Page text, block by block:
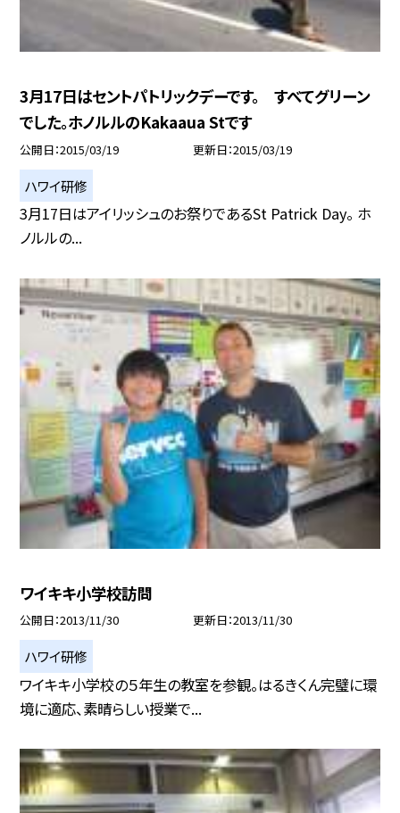
3月17日はセントパトリックデーです。 すべてグリーン
でした。ホノルルのKakaaua Stです
公開日 2015/03/19 更新日 2015/03/19
ハワイ研修
3月17日はアイリッシュのお祭りであるSt Patrick Day。 ホ
ノルルの...
ワイキキ小学校訪問
公開日 2013/11/30 更新日 2013/11/30
ハワイ研修
ワイキキ小学校の５年生の教室を参観。はるきくん完璧に環
境に適応、素晴らしい授業で...